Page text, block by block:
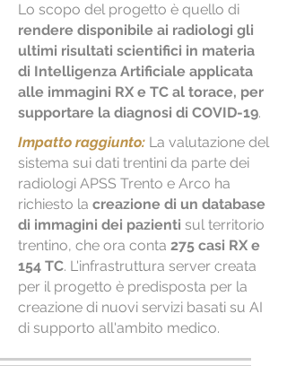
Lo scopo del progetto è quello di
rendere disponibile ai radiologi gli
ultimi risultati scientifici in materia
di Intelligenza Artificiale applicata
alle immagini RX e TC al torace, per
supportare la diagnosi di COVID-19.
Impatto raggiunto: La valutazione del
sistema sui dati trentini da parte dei
radiologi APSS Trento e Arco ha
richiesto la creazione di un database
di immagini dei pazienti sul territorio
trentino, che ora conta 275 casi RX e
154 TC. L'infrastruttura server creata
per il progetto è predisposta per la
creazione di nuovi servizi basati su AI
di supporto all'ambito medico.